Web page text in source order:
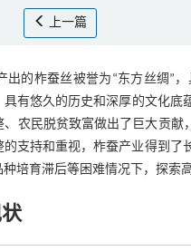
上一篇
出的柞蚕丝被誉为“东方丝绸”
有悠久的历史和深厚的文化
农民脱贫致富做出了巨大贡
支持和重视，柞蚕产业得到
培育滞后等困难情况下，探索